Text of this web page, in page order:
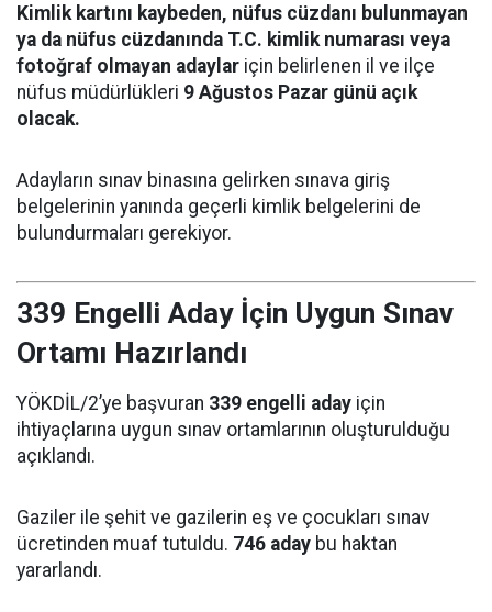
Kimlik kartını kaybeden, nüfus cüzdanı bulunmayan
ya da nüfus cüzdanında T.C. kimlik numarası veya
fotoğraf olmayan adaylar için belirlenen il ve ilçe
nüfus müdürlükleri 9 Ağustos Pazar günü açık
olacak.
Adayların sınav binasına gelirken sınava giriş
belgelerinin yanında geçerli kimlik belgelerini de
bulundurmaları gerekiyor.
339 Engelli Aday İçin Uygun Sınav
Ortamı Hazırlandı
YÖKDİL/2’ye başvuran 339 engelli aday için
ihtiyaçlarına uygun sınav ortamlarının oluşturulduğu
açıklandı.
Gaziler ile şehit ve gazilerin eş ve çocukları sınav
ücretinden muaf tutuldu. 746 aday bu haktan
yararlandı.